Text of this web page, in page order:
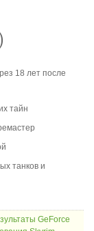
18 лет после
тайн
танков и
GeForce